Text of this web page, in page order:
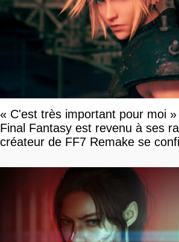
« C'est très important pour moi
Final Fantasy est revenu à ses
créateur de FF7 Remake se